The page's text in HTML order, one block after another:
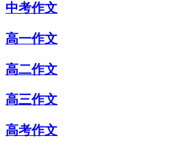
中考作文
高一作文
高二作文
高三作文
高考作文